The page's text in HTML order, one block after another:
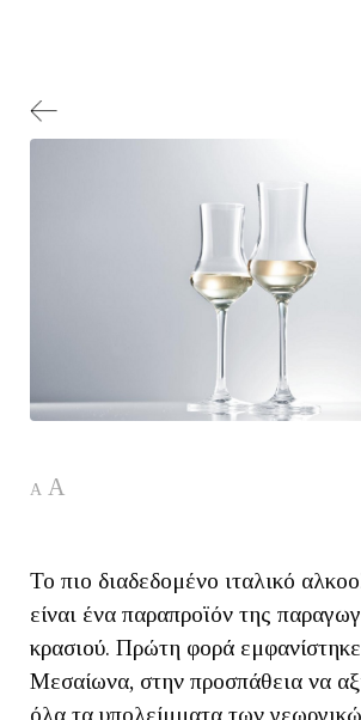
A A
Το πιο διαδεδομένο ιταλικό
είναι ένα παραπροϊόν της
κρασιού. Πρώτη φορά
Μεσαίωνα, στην προσπάθεια να
όλα τα υπολείμματα των